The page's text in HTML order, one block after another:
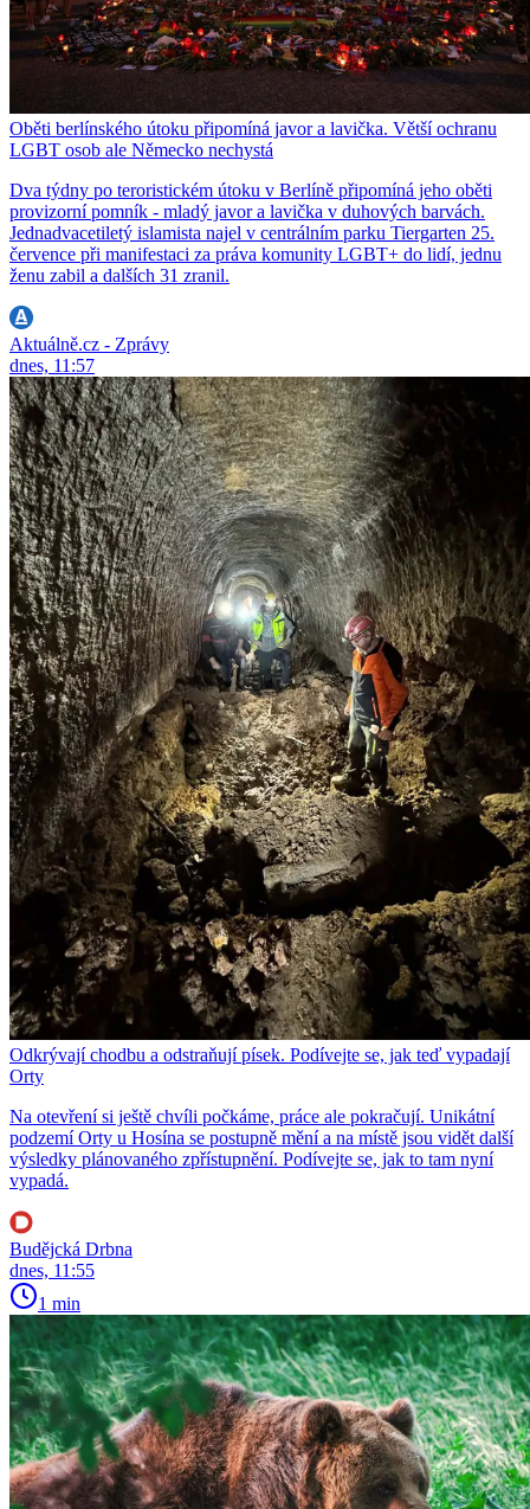
Oběti berlínského útoku připomíná javor a lavička. Větší ochranu
LGBT osob ale Německo nechystá
Dva týdny po teroristickém útoku v Berlíně připomíná jeho oběti
provizorní pomník - mladý javor a lavička v duhových barvách.
Jednadvacetiletý islamista najel v centrálním parku Tiergarten 25.
července při manifestaci za práva komunity LGBT+ do lidí, jednu
ženu zabil a dalších 31 zranil.
Aktuálně.cz - Zprávy
dnes, 11:57
Odkrývají chodbu a odstraňují písek. Podívejte se, jak teď vypadají
Orty
Na otevření si ještě chvíli počkáme, práce ale pokračují. Unikátní
podzemí Orty u Hosína se postupně mění a na místě jsou vidět další
výsledky plánovaného zpřístupnění. Podívejte se, jak to tam nyní
vypadá.
Budějcká Drbna
dnes, 11:55
1 min